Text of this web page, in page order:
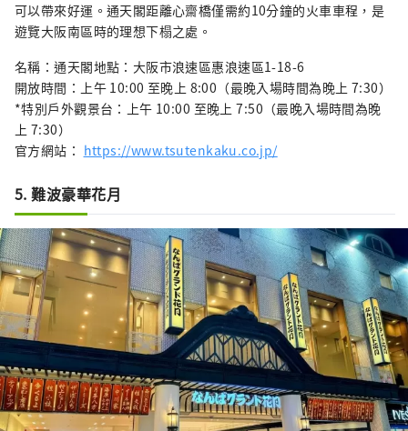
可以帶來好運。通天閣距離心齋橋僅需約10分鐘的火車車程，是
遊覽大阪南區時的理想下榻之處。
名稱：通天閣地點：大阪市浪速區惠浪速區1-18-6
開放時間：上午 10:00 至晚上 8:00（最晚入場時間為晚上 7:30）
*特別戶外觀景台：上午 10:00 至晚上 7:50（最晚入場時間為晚
上 7:30）
官方網站： https://www.tsutenkaku.co.jp/
5. 難波豪華花月